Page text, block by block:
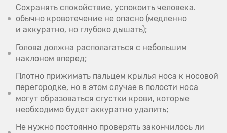
Сохранять спокойствие, успокоить человека.
обычно кровотечение не опасно (медленно
и аккуратно, но глубоко дышать);
Голова должна располагаться с небольшим
наклоном вперед;
Плотно прижимать пальцем крылья носа к носовой
перегородке, но в этом случае в полости носа
могут образоваться сгустки крови, которые
необходимо будет аккуратно удалить;
Не нужно постоянно проверять закончилось ли